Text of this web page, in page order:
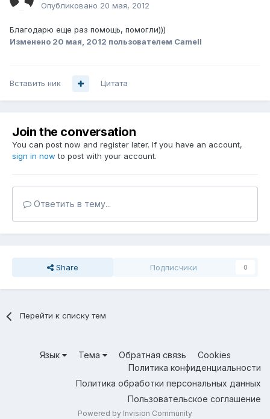
Опубликовано 20 мая, 2012
Благодарю еще раз помощь, помогли)))
Изменено 20 мая, 2012 пользователем Camell
Вставить ник Цитата
Join the conversation
You can post now and register later. If you have an account,
sign in now to post with your account.
Ответить в тему...
Share Подписчики 0
Перейти к списку тем
Язык Тема Обратная связь
Cookies
Политика конфиденциальности
Политика обработки персональных данных
Пользовательское соглашение
Powered by Invision Community